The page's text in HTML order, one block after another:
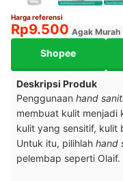
Harga referensi
Rp9.500 Agak Murah
Shopee
Deskripsi Produk
Penggunaan hand
membuat kulit menjadi
kulit yang sensitif, kulit
Untuk itu, pilihlah hand
pelembap seperti Olaif.